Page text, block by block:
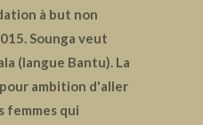
à but non
Sounga veut
(langue Bantu). La
ambition d'aller
femmes qui